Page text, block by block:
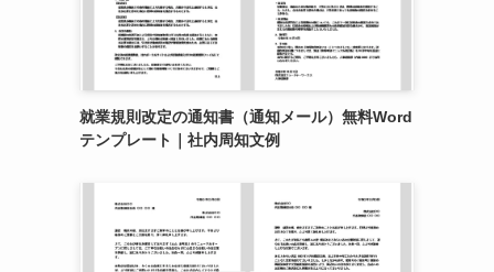
就業規則改定の通知書（通知メール）無料Word
テンプレート｜社内周知文例